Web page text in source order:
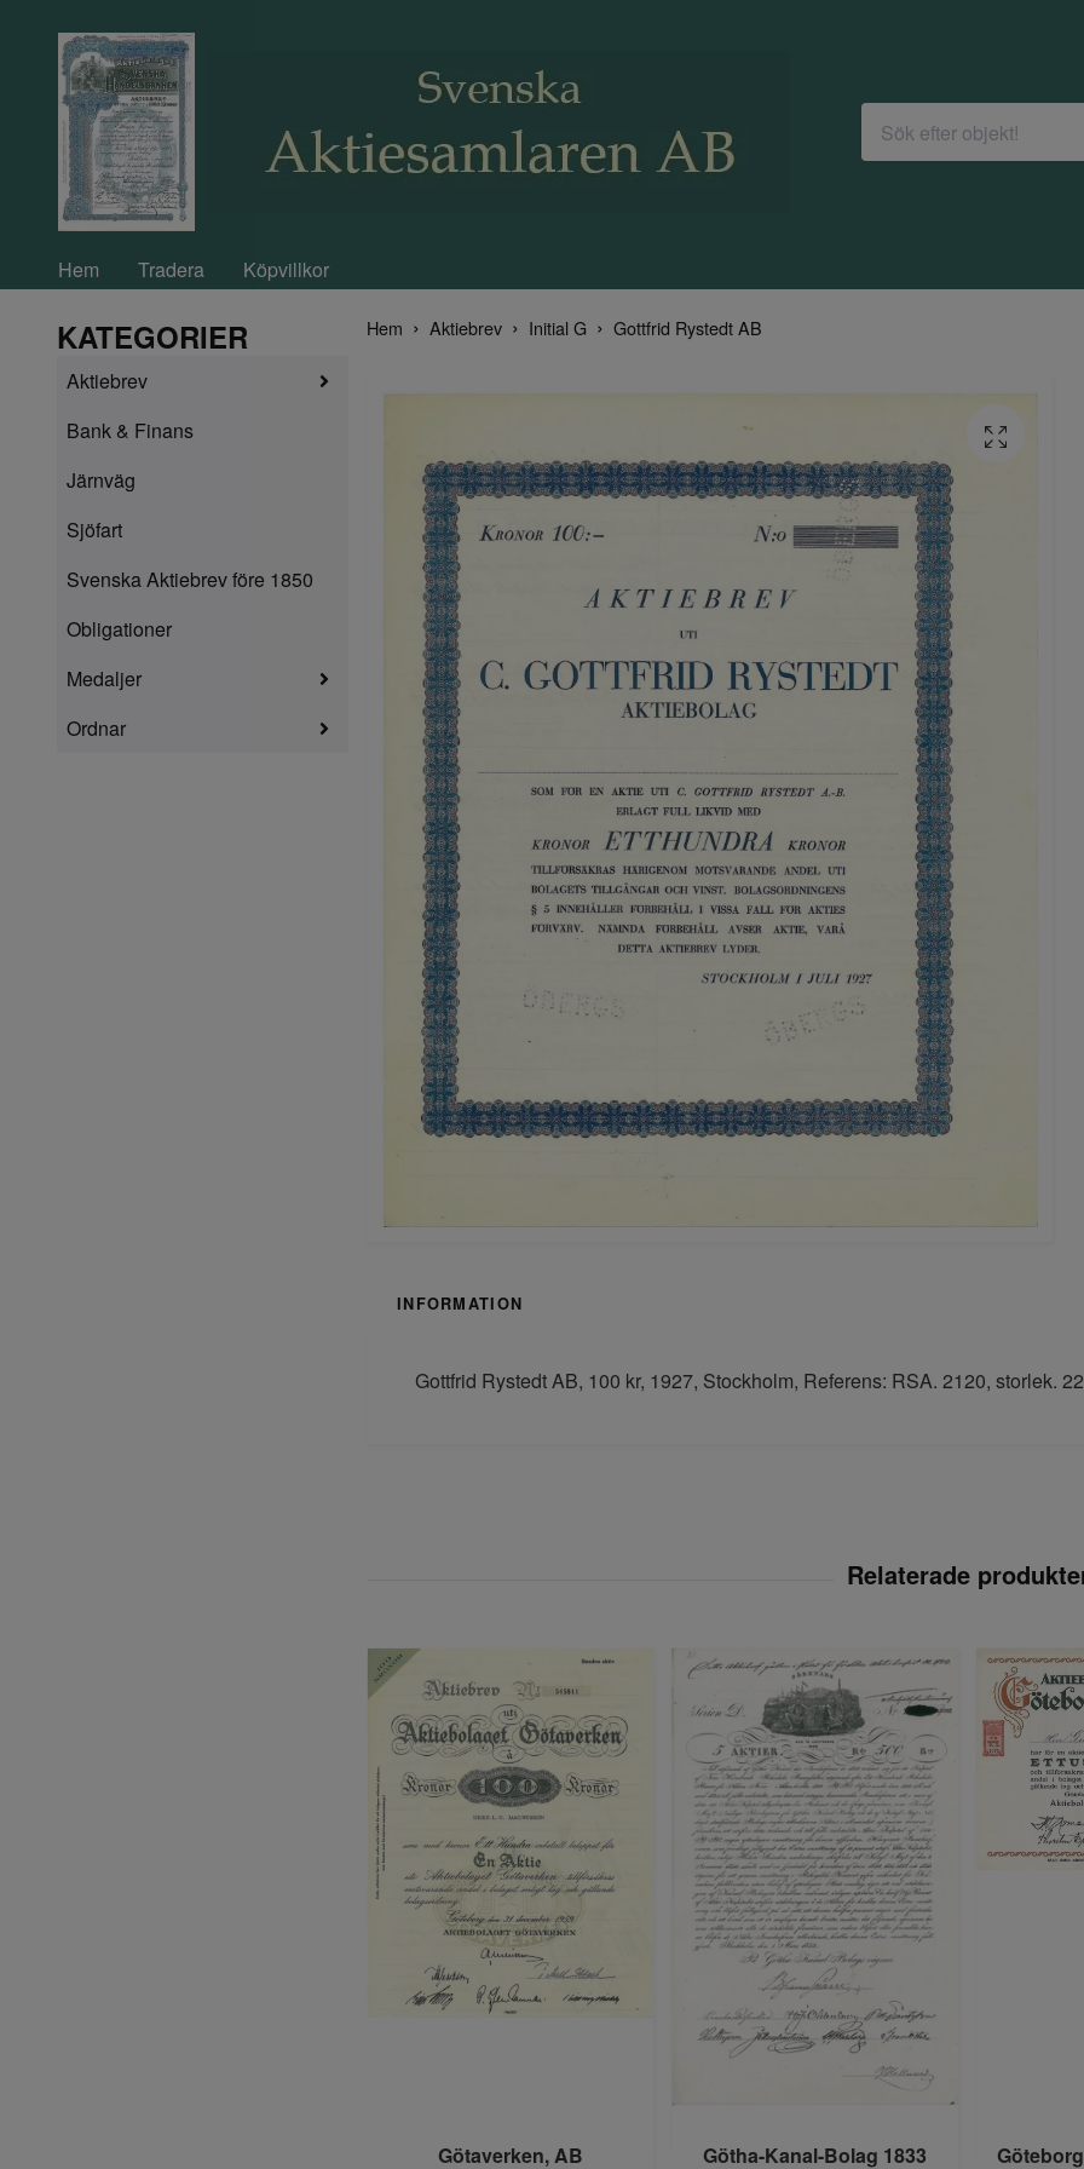
Hem Tradera Köpvillkor
KATEGORIER
Aktiebrev
Bank & Finans
Järnväg
Sjöfart
Svenska Aktiebrev före 1850
Obligationer
Medaljer
Ordnar
Hem Aktiebrev Initial G Gottfrid Rystedt AB
INFORMATION
Gottfrid Rystedt AB, 100 kr, 1927, Stockholm, Referens: RSA. 2120, storlek.
Götaverken, AB Götha-Kanal-Bolag 1833